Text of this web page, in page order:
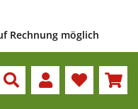
Rechnung möglich